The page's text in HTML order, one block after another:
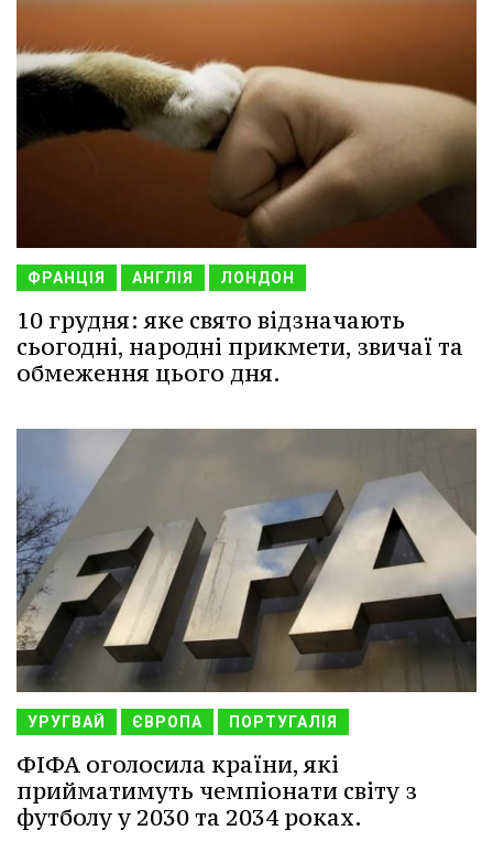
ФРАНЦІЯ АНГЛІЯ ЛОНДОН
10 грудня: яке свято відзначають
сьогодні, народні прикмети, звичаї та
обмеження цього дня.
УРУГВАЙ ЄВРОПА ПОРТУГАЛІЯ
ФІФА оголосила країни, які
прийматимуть чемпіонати світу з
футболу у 2030 та 2034 роках.